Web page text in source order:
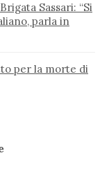
Sassari: “Si
parla in
per la morte di